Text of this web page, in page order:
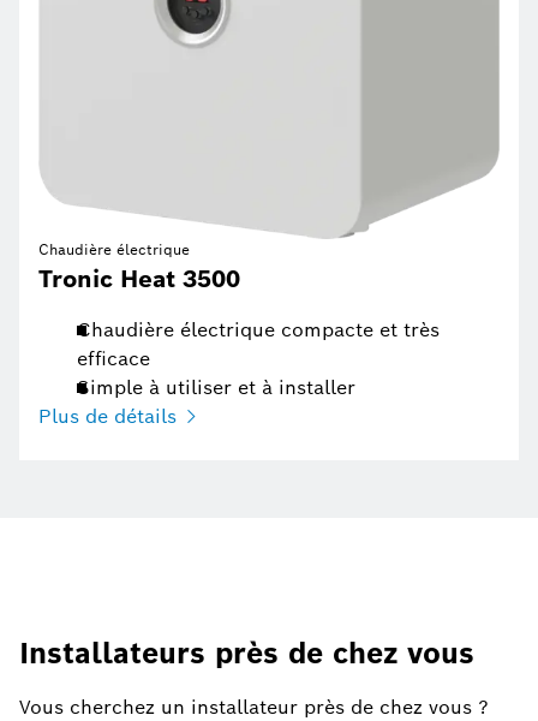
Chaudière électrique
Tronic Heat 3500
Chaudière électrique compacte et très
efficace
Simple à utiliser et à installer
Plus de détails
Installateurs près de chez vous
Vous cherchez un installateur près de chez vous ?